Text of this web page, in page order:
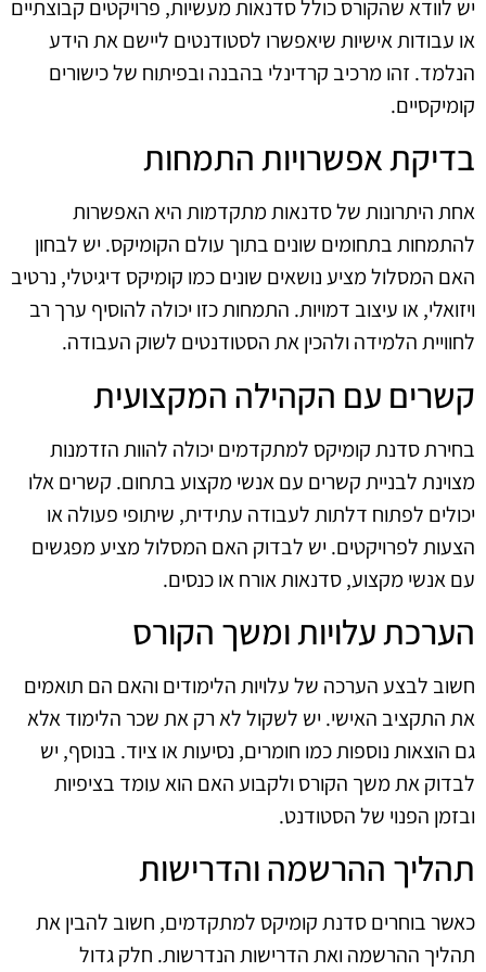
יש לוודא שהקורס כולל סדנאות מעשיות, פרויקטים קבוצתיים
או עבודות אישיות שיאפשרו לסטודנטים ליישם את הידע
הנלמד. זהו מרכיב קרדינלי בהבנה ובפיתוח של כישורים
קומיקסיים.
בדיקת אפשרויות התמחות
אחת היתרונות של סדנאות מתקדמות היא האפשרות
להתמחות בתחומים שונים בתוך עולם הקומיקס. יש לבחון
האם המסלול מציע נושאים שונים כמו קומיקס דיגיטלי, נרטיב
ויזואלי, או עיצוב דמויות. התמחות כזו יכולה להוסיף ערך רב
לחוויית הלמידה ולהכין את הסטודנטים לשוק העבודה.
קשרים עם הקהילה המקצועית
בחירת סדנת קומיקס למתקדמים יכולה להוות הזדמנות
מצוינת לבניית קשרים עם אנשי מקצוע בתחום. קשרים אלו
יכולים לפתוח דלתות לעבודה עתידית, שיתופי פעולה או
הצעות לפרויקטים. יש לבדוק האם המסלול מציע מפגשים
עם אנשי מקצוע, סדנאות אורח או כנסים.
הערכת עלויות ומשך הקורס
חשוב לבצע הערכה של עלויות הלימודים והאם הם תואמים
את התקציב האישי. יש לשקול לא רק את שכר הלימוד אלא
גם הוצאות נוספות כמו חומרים, נסיעות או ציוד. בנוסף, יש
לבדוק את משך הקורס ולקבוע האם הוא עומד בציפיות
ובזמן הפנוי של הסטודנט.
תהליך ההרשמה והדרישות
כאשר בוחרים סדנת קומיקס למתקדמים, חשוב להבין את
תהליך ההרשמה ואת הדרישות הנדרשות. חלק גדול